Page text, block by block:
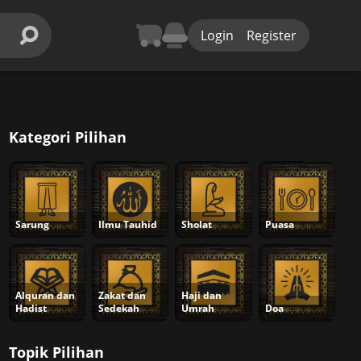
Login Register
Kategori Pilihan
Sarung Ilmu Tauhid Sholat Puasa
Alquran dan
Hadist
Zakat dan
Sedekah
Haji dan
Umrah
Doa
Topik Pilihan